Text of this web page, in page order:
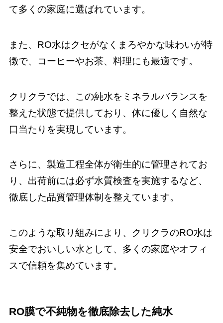
て多くの家庭に選ばれています。
また、RO水はクセがなくまろやかな味わいが特
徴で、コーヒーやお茶、料理にも最適です。
クリクラでは、この純水をミネラルバランスを
整えた状態で提供しており、体に優しく自然な
口当たりを実現しています。
さらに、製造工程全体が衛生的に管理されてお
り、出荷前には必ず水質検査を実施するなど、
徹底した品質管理体制を整えています。
このような取り組みにより、クリクラのRO水は
安全でおいしい水として、多くの家庭やオフィ
スで信頼を集めています。
RO膜で不純物を徹底除去した純水